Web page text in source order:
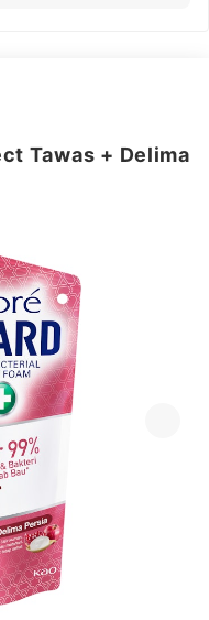
Tawas + Delima